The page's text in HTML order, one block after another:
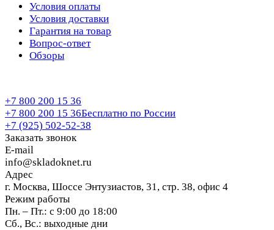
Условия оплаты
Условия доставки
Гарантия на товар
Вопрос-ответ
Обзоры
+7 800 200 15 36
+7 800 200 15 36Бесплатно по России
+7 (925) 502-52-38
Заказать звонок
E-mail
info@skladoknet.ru
Адрес
г. Москва, Шоссе Энтузиастов, 31, стр. 38, офис 4
Режим работы
Пн. – Пт.: с 9:00 до 18:00
Сб., Вс.: выходные дни